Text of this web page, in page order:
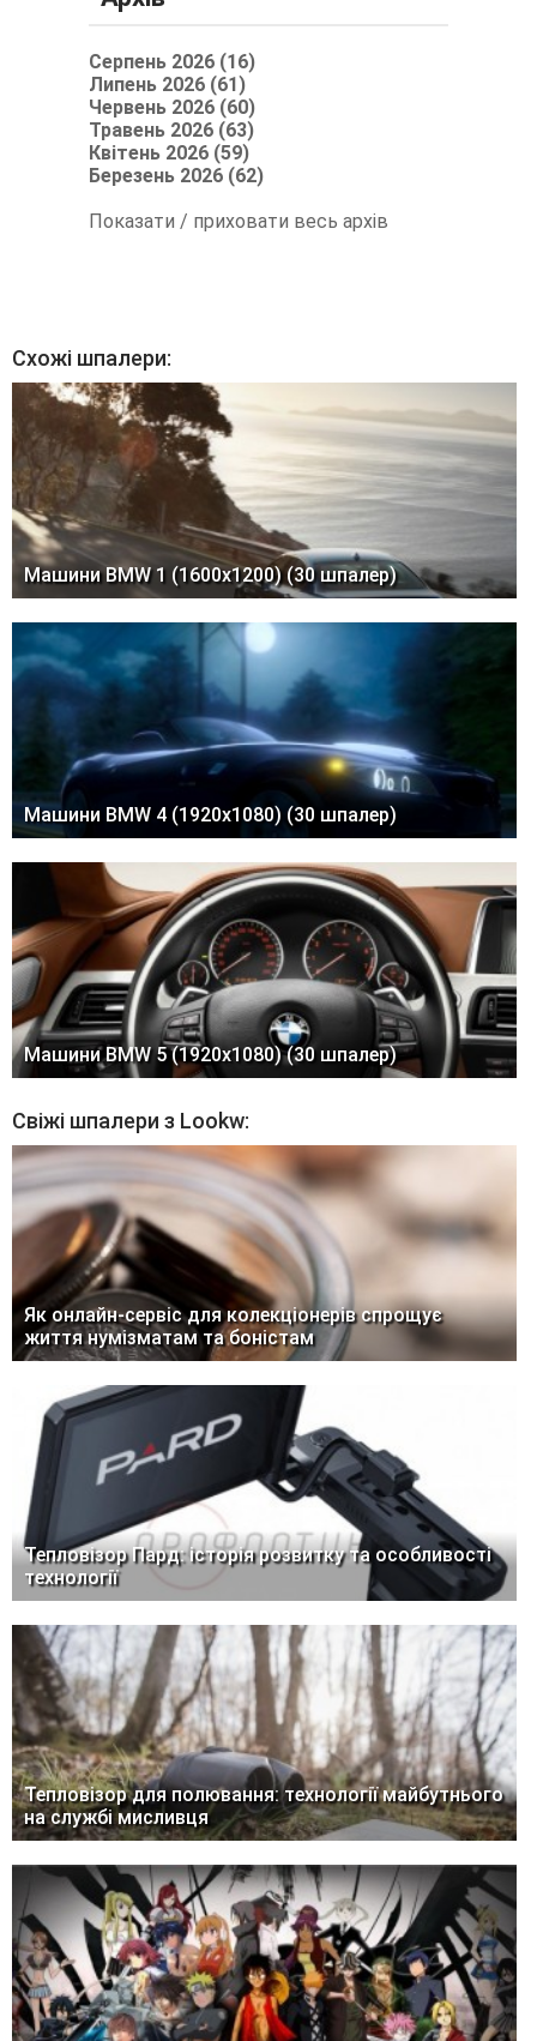
Серпень 2026 (16)
Липень 2026 (61)
Червень 2026 (60)
Травень 2026 (63)
Квітень 2026 (59)
Березень 2026 (62)
Показати / приховати весь архів
Схожі шпалери:
Машини BMW 1 (1600x1200) (30 шпалер)
Машини BMW 4 (1920x1080) (30 шпалер)
Машини BMW 5 (1920x1080) (30 шпалер)
Свіжі шпалери з Lookw:
Як онлайн-сервіс для колекціонерів спрощує
життя нумізматам та боністам
Тепловізор Пард: історія розвитку та особливості
технології
Тепловізор для полювання: технології майбутнього
на службі мисливця